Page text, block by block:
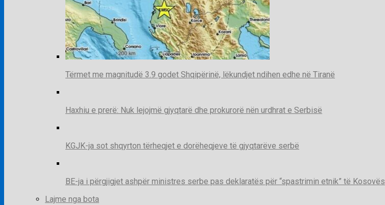
Tërmet me magnitudë 3.9 godet Shqipërinë, lëkundjet ndihen edhe në Tiranë
Haxhiu e prerë: Nuk lejojmë gjyqtarë dhe prokurorë nën urdhrat e Serbisë
KGJK-ja sot shqyrton tërheqjet e dorëheqjeve të gjyqtarëve serbë
BE-ja i përgjigjet ashpër ministres serbe pas deklaratës për “spastrimin etnik” të Kosovës
Lajme nga bota